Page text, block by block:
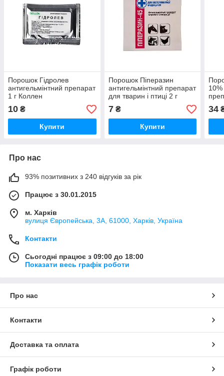
Порошок Гідролев
антигельмінтний препарат
1 г Коллен
10 ₴
Купити
Порошок Піперазин
антигельмінтний препарат
для тварин і птиці 2 г
Продукт
7₴
Купити
10%
34
Про нас
93% позитивних з 240 відгуків за рік
Працює з 30.01.2015
м. Харків
вулиця Європейська, 3А, 61000, Харків, Україна
Контакти
Сьогодні працює з 09:00 до 18:00
Показати весь графік роботи
Про нас
Контакти
Доставка та оплата
Графік роботи